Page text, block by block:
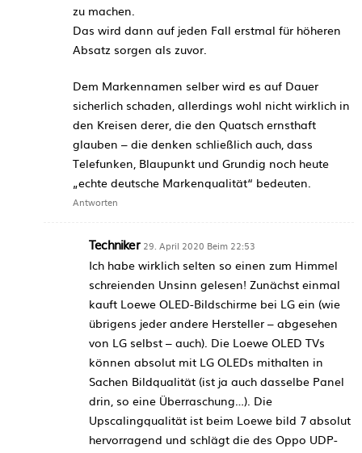
zu machen.
Das wird dann auf jeden Fall erstmal für höheren
Absatz sorgen als zuvor.
Dem Markennamen selber wird es auf Dauer
sicherlich schaden, allerdings wohl nicht wirklich in
den Kreisen derer, die den Quatsch ernsthaft
glauben – die denken schließlich auch, dass
Telefunken, Blaupunkt und Grundig noch heute
„echte deutsche Markenqualität“ bedeuten.
Antworten
Techniker 29. April 2020 Beim 22:53
Ich habe wirklich selten so einen zum Himmel
schreienden Unsinn gelesen! Zunächst einmal
kauft Loewe OLED-Bildschirme bei LG ein (wie
übrigens jeder andere Hersteller – abgesehen
von LG selbst – auch). Die Loewe OLED TVs
können absolut mit LG OLEDs mithalten in
Sachen Bildqualität (ist ja auch dasselbe Panel
drin, so eine Überraschung…). Die
Upscalingqualität ist beim Loewe bild 7 absolut
hervorragend und schlägt die des Oppo UDP-